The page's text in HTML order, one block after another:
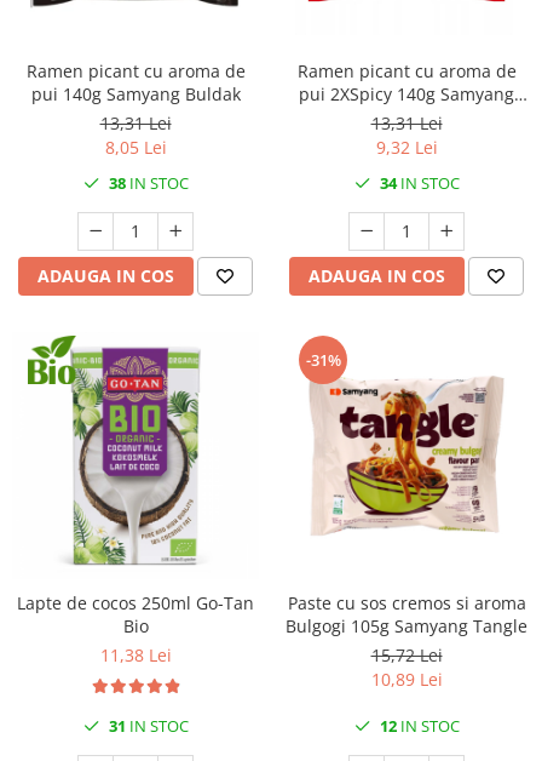
Ramen picant cu aroma de
pui 140g Samyang Buldak
13,31 Lei
8,05 Lei
38IN STOC
ADAUGA IN COS
Ramen picant cu aroma de
pui 2XSpicy 140g Samyang
Buldak
13,31 Lei
9,32 Lei
34IN STOC
ADAUGA IN COS
Lapte de cocos 250ml Go-Tan
Bio
11,38 Lei
31 IN STOC
-31%
Paste cu sos cremos si aroma
Bulgogi 105g Samyang Tangle
15,72 Lei
10,89 Lei
12IN STOC